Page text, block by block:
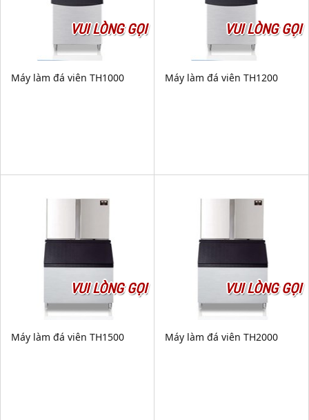
VUI LÒNG GỌI
Máy làm đá viên TH1000
VUI LÒNG GỌI
Máy làm đá viên TH1200
VUI LÒNG GỌI
Máy làm đá viên TH1500
VUI LÒNG GỌI
Máy làm đá viên TH2000